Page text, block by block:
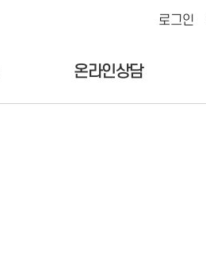
로그인
온라인상담